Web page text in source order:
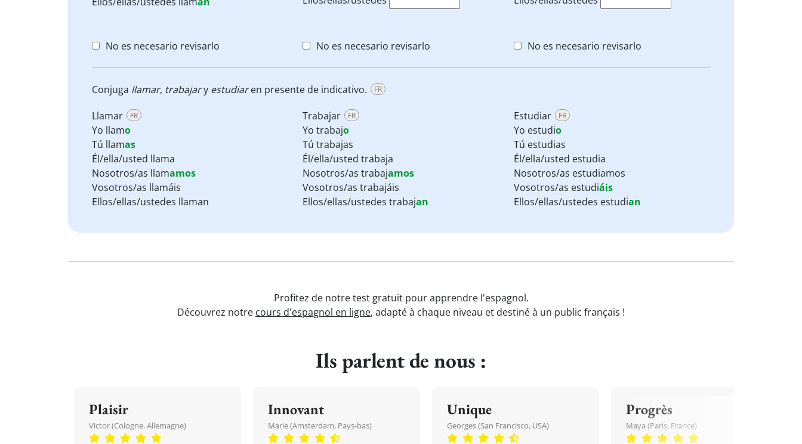
No es necesario revisarlo No es necesario revisarlo No es necesario revisarlo
Conjuga llamar, trabajary estudiaren presente de indicativo. FR
Llamar FR
Yo llamo
Tú llamas
Él/ella/usted llama
Nosotros/as llamamos
Vosotros/as llamáis
Ellos/ellas/ustedes llaman
Trabajar FR
Yo trabajo
Tú trabajas
Él/ella/usted trabaja
Nosotros/as trabajamos
Vosotros/as trabajáis
Ellos/ellas/ustedes trabajan
Estudiar FR
Yo estudio
Tú estudias
Él/ella/usted estudia
Nosotros/as estudiamos
Vosotros/as estudiáis
Ellos/ellas/ustedes estudian
Profitez de notre test gratuit pour apprendre l'espagnol.
Découvrez notre cours d'espagnol en ligne, adapté à chaque niveau et destiné à un public français !
Ils parlent de nous :
Plaisir
Victor (Cologne, Allemagne)
Innovant
Marie (Amsterdam, Pays-bas)
Unique
Georges (San Francisco, USA)
Progrès
Maya (Paris, France)